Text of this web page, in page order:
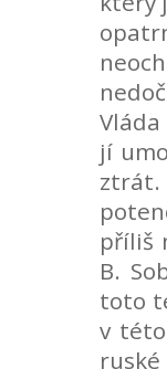
jí
příliš
B.
toto
v